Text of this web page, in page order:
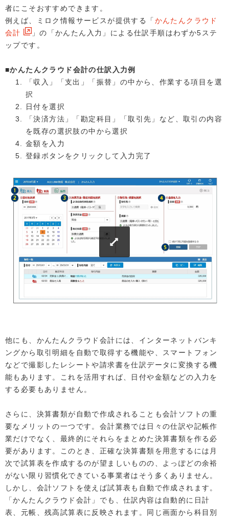
者にこそおすすめできます。
例えば、ミロク情報サービスが提供する「 かんたんクラウド
会計
」の「かんたん入力」による仕訳手順はわずか5ステ
ップです。
■かんたんクラウド会計の仕訳入力例
「収入」「支出」「振替」の中から、作業する項目を選
択
日付を選択
「決済方法」「勘定科目」「取引先」など、取引の内容
を既存の選択肢の中から選択
金額を入力
登録ボタンをクリックして入力完了
他にも、かんたんクラウド会計には、インターネットバンキ
ングから取引明細を自動で取得する機能や、スマートフォン
などで撮影したレシートや請求書を仕訳データに変換する機
能もあります。これを活用すれば、日付や金額などの入力を
する必要もありません。
さらに、決算書類が自動で作成されることも会計ソフトの重
要なメリットの一つです。会計業務では日々の仕訳や記帳作
業だけでなく、最終的にそれらをまとめた決算書類を作る必
要があります。このとき、正確な決算書類を用意するには月
次で試算表を作成するのが望ましいものの、よっぽどの余裕
がない限り習慣化できている事業者はそう多くありません。
しかし、会計ソフトを使えば試算表も自動で作成されます。
「かんたんクラウド会計」でも、仕訳内容は自動的に日計
表、元帳、残高試算表に反映されます。同じ画面から科目別